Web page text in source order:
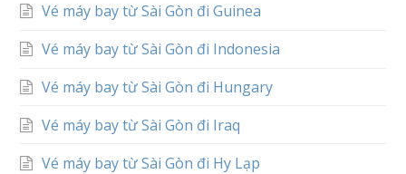
Vé máy bay từ Sài Gòn đi Guinea
Vé máy bay từ Sài Gòn đi Indonesia
Vé máy bay từ Sài Gòn đi Hungary
Vé máy bay từ Sài Gòn đi Iraq
Vé máy bay từ Sài Gòn đi Hy Lạp